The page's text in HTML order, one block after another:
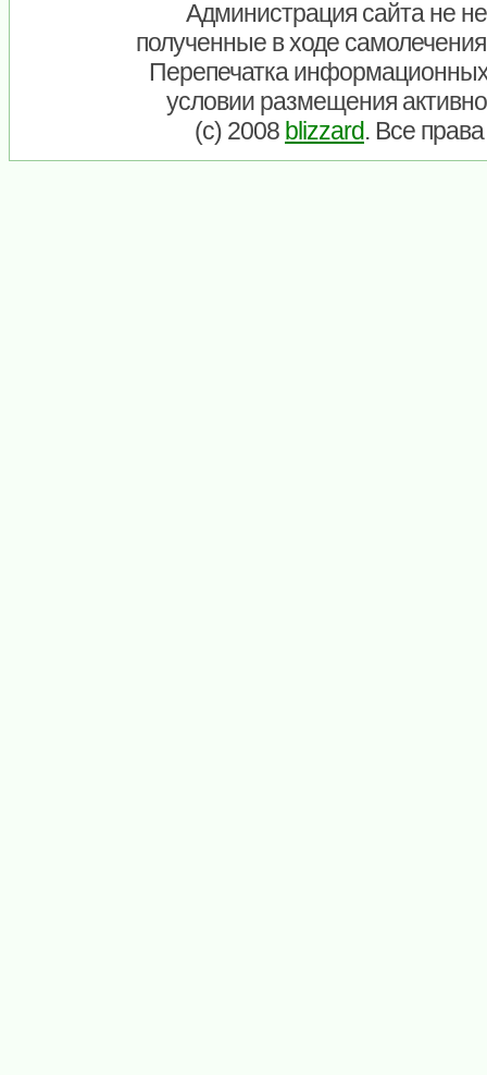
Администрация сайта не
полученные в ходе
Перепечатка
условии размещения
(c) 2008 blizzard. Все